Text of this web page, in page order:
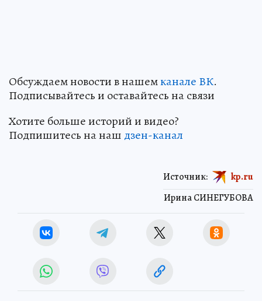
Обсуждаем новости в нашемканале ВК.
Подписывайтесь и оставайтесь на связи
Хотите больше историй и видео?
Подпишитесь на наш дзен-канал
Ирина СИНЕГУБОВА
Источник: kp.ru